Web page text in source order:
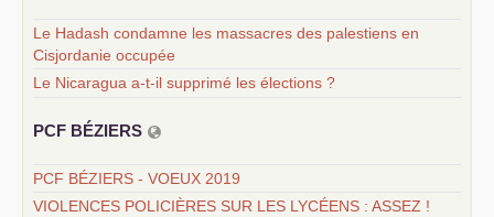
Le Hadash condamne les massacres des palestiens en
Cisjordanie occupée
Le Nicaragua a-t-il supprimé les élections ?
PCF BÉZIERS
PCF BÉZIERS - VOEUX 2019
VIOLENCES POLICIÈRES SUR LES LYCÉENS : ASSEZ !